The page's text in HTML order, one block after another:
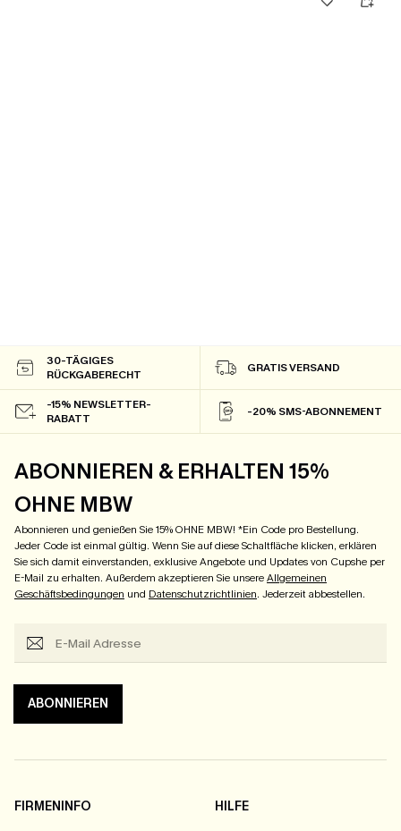
30-TÄGIGES
RÜCKGABERECHT
GRATIS VERSAND
-15% NEWSLETTER-
RABATT
-20% SMS-ABONNEMENT
ABONNIEREN & ERHALTEN 15%
OHNE MBW
Abonnieren und genießen Sie 15% OHNE MBW! *Ein Code pro Bestellung.
Jeder Code ist einmal gültig. Wenn Sie auf diese Schaltfläche klicken, erklären
Sie sich damit einverstanden, exklusive Angebote und Updates von Cupshe per
E-Mail zu erhalten. Außerdem akzeptieren Sie unsereAllgemeinen
Geschäftsbedingungen und Datenschutzrichtlinien. Jederzeit abbestellen.
ABONNIEREN
FIRMENINFO
HILFE